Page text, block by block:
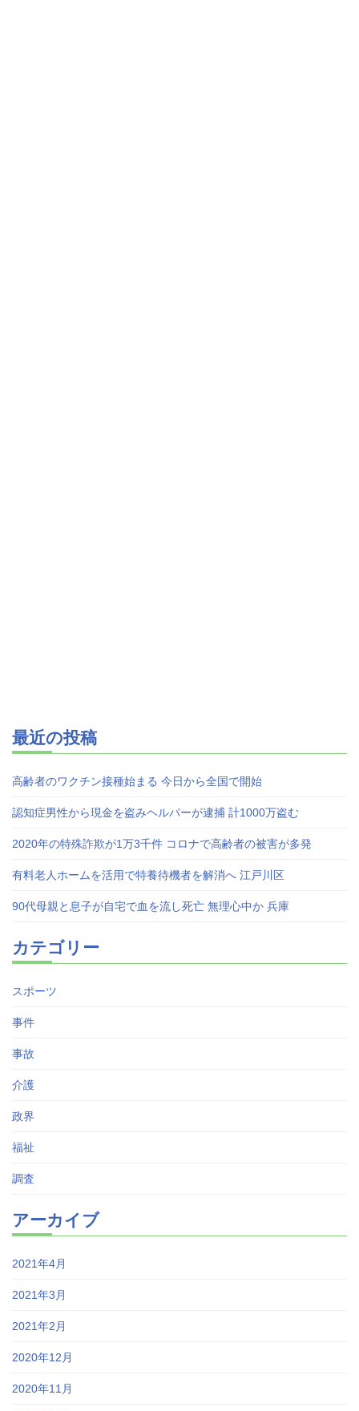
最近の投稿
高齢者のワクチン接種始まる 今日から全国で開始
認知症男性から現金を盗みヘルパーが逮捕 計1000万盗む
2020年の特殊詐欺が1万3千件 コロナで高齢者の被害が多発
有料老人ホームを活用で特養待機者を解消へ 江戸川区
90代母親と息子が自宅で血を流し死亡 無理心中か 兵庫
カテゴリー
スポーツ
事件
事故
介護
政界
福祉
調査
アーカイブ
2021年4月
2021年3月
2021年2月
2020年12月
2020年11月